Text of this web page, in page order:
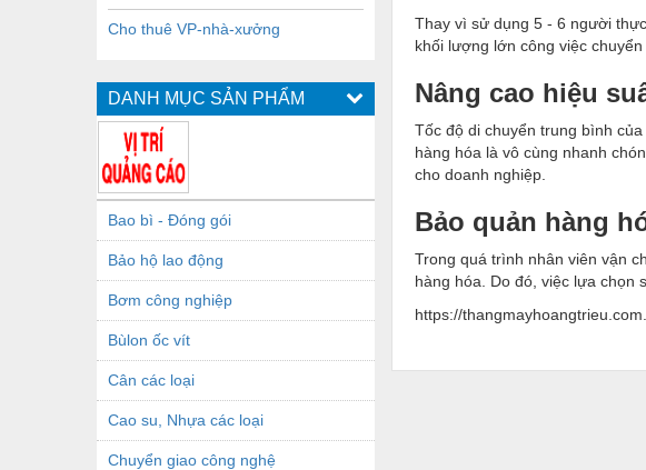
Cho thuê VP-nhà-xưởng
DANH MỤC SẢN PHẨM
Bao bì - Đóng gói
Bảo hộ lao động
Bơm công nghiệp
Bùlon ốc vít
Cân các loại
Cao su, Nhựa các loại
Chuyển giao công nghệ
Thay vì sử dụng 5 - 6 người
khối lượng lớn công việc chuyển
Nâng cao hiệu
Tốc độ di chuyển trung bình
hàng hóa là vô cùng nhanh
cho doanh nghiệp.
Bảo quản hàng
Trong quá trình nhân viên vận
hàng hóa. Do đó, việc lựa chọn
https://